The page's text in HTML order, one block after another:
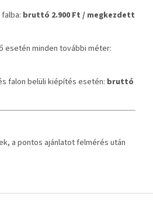
bruttó 2.900 Ft / megkezdett
esetén minden további méter:
falon belüli kiépítés esetén: bruttó
a pontos ajánlatot felmérés után